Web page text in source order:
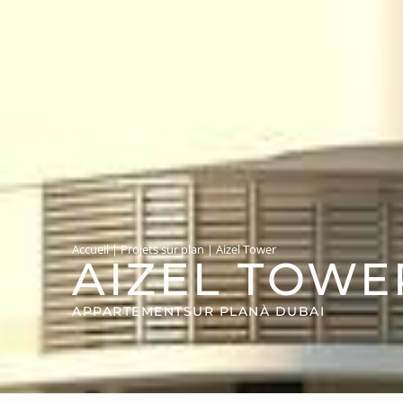
Accueil|Projets sur plan|Aizel Tower
AIZEL
APPARTEMENTSUR PLANÀ DUBAI